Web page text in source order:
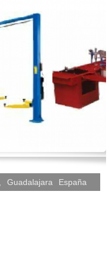
Guadalajara España